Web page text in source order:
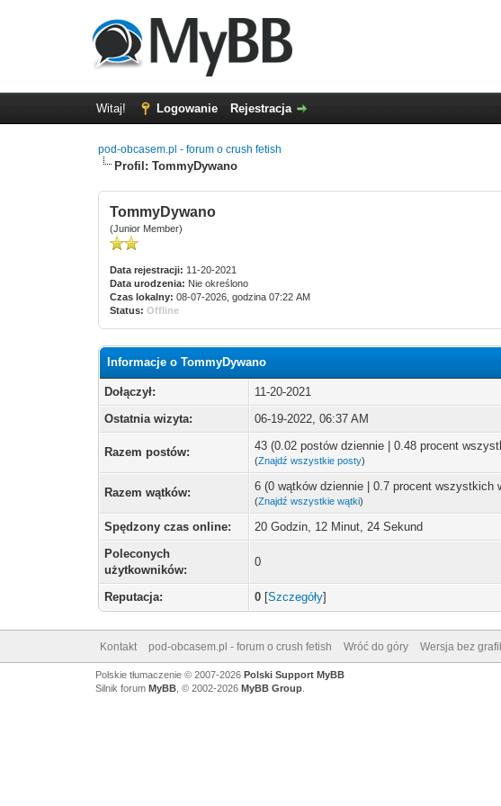
Witaj! Logowanie Rejestracja
pod-obcasem.pl - forum o crush fetish
Profil: TommyDywano
TommyDywano
(Junior Member)
Data rejestracji: 11-20-2021
Data urodzenia: Nie określono
Czas lokalny: 08-07-2026, godzina 07:22 AM
Status: Offline
Informacje o TommyDywano
Dołączył:
11-20-2021
Ostatnia wizyta:
06-19-2022, 06:37 AM
Razem postów: 43 (0.02 postów dziennie | 0.48 procent
(Znajdź wszystkie posty)
Razem wątków: 6 (0 wątków dziennie | 0.7 procent wszystkich
(Znajdź wszystkie wątki)
Spędzony czas online:
20 Godzin, 12 Minut, 24 Sekund
Poleconych
użytkowników:
0
Reputacja: 0 [Szczegóły]
Kontakt pod-obcasem.pl - forum o crush fetish Wróć do góry Wersja bez
Polskie tłumaczenie © 2007-2026 Polski Support MyBB
Silnik forum MyBB, © 2002-2026 MyBB Group.